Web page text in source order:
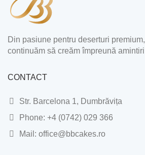
Din pasiune pentru deserturi
continuăm să creăm împreună
CONTACT
Str. Barcelona 1, Dumbrăvița
Phone: +4 (0742) 029 366
Mail: office@bbcakes.ro